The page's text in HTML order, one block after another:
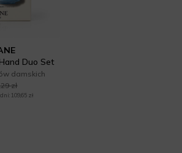
Duo Set
damskich
zł
109,65 zł